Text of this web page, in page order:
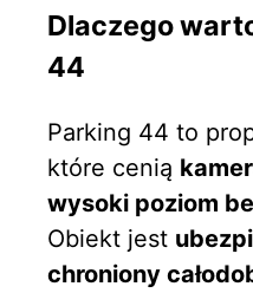
Dlaczego
44
Parking 44 to
które cenią
wysoki poziom
Obiekt jest
chroniony